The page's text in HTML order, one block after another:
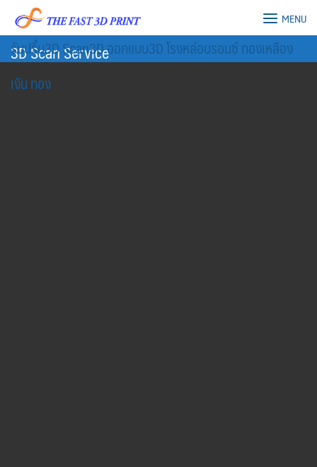
content
รับปริ้น3D Scan3D ออกแบบ3D โรงหล่อบรอนซ์ ทองเหลือง
เงิน ทอง
MENU
3D Scan Service